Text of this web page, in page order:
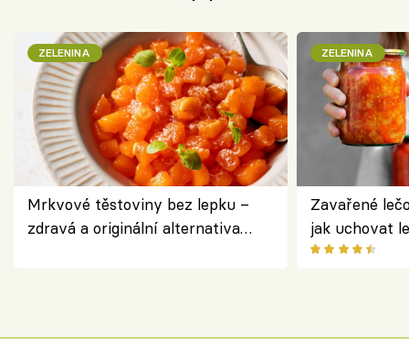
ZELENINA
Mrkvové těstoviny bez lepku –
zdravá a originální alternativa
ZELENINA
Zavařené
jak uchovat